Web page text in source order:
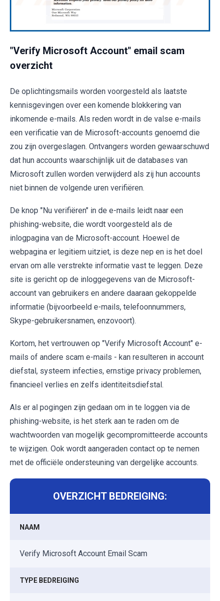
"Verify Microsoft Account" email scam
overzicht
De oplichtingsmails worden voorgesteld als laatste
kennisgevingen over een komende blokkering van
inkomende e-mails. Als reden wordt in de valse e-mails
een verificatie van de Microsoft-accounts genoemd die
zou zijn overgeslagen. Ontvangers worden gewaarschuwd
dat hun accounts waarschijnlijk uit de databases van
Microsoft zullen worden verwijderd als zij hun accounts
niet binnen de volgende uren verifiëren.
De knop "Nu verifiëren" in de e-mails leidt naar een
phishing-website, die wordt voorgesteld als de
inlogpagina van de Microsoft-account. Hoewel de
webpagina er legitiem uitziet, is deze nep en is het doel
ervan om alle verstrekte informatie vast te leggen. Deze
site is gericht op de inloggegevens van de Microsoft-
account van gebruikers en andere daaraan gekoppelde
informatie (bijvoorbeeld e-mails, telefoonnummers,
Skype-gebruikersnamen, enzovoort).
Kortom, het vertrouwen op "Verify Microsoft Account" e-
mails of andere scam e-mails - kan resulteren in account
diefstal, systeem infecties, ernstige privacy problemen,
financieel verlies en zelfs identiteitsdiefstal.
Als er al pogingen zijn gedaan om in te loggen via de
phishing-website, is het sterk aan te raden om de
wachtwoorden van mogelijk gecompromitteerde accounts
te wijzigen. Ook wordt aangeraden contact op te nemen
met de officiële ondersteuning van dergelijke accounts.
OVERZICHT BEDREIGING:
NAAM
Verify Microsoft Account Email Scam
TYPE BEDREIGING